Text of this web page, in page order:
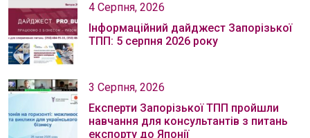
4 Серпня, 2026
Інформаційний дайджест Запорізької
ТПП: 5 серпня 2026 року
3 Серпня, 2026
Експерти Запорізької ТПП пройшли
навчання для консультантів з питань
експорту до Японії